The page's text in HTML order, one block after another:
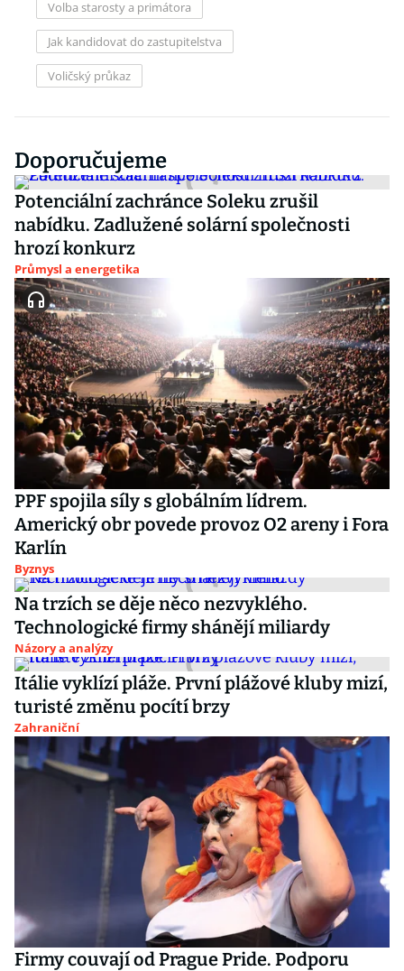
Volba starosty a primátora
Jak kandidovat do zastupitelstva
Voličský průkaz
Doporučujeme
Potenciální zachránce Soleku zrušil
nabídku. Zadlužené solární společnosti
hrozí konkurz
Průmysl a energetika
PPF spojila síly s globálním lídrem.
Americký obr povede provoz O2 areny i Fora
Karlín
Byznys
Na trzích se děje něco nezvyklého.
Technologické firmy shánějí miliardy
Názory a analýzy
Itálie vyklízí pláže. První plážové kluby mizí,
turisté změnu pocítí brzy
Zahraniční
Firmy couvají od Prague Pride. Podporu